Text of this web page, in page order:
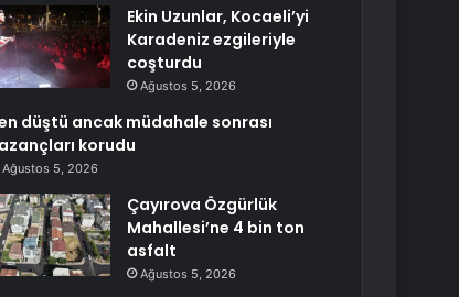
Ekin Uzunlar, Kocaeli’yi
Karadeniz ezgileriyle
coşturdu
Ağustos 5, 2026
düştü ancak müdahale sonrası
korudu
Ağustos 5, 2026
Çayırova Özgürlük
Mahallesi’ne 4 bin ton
asfalt
Ağustos 5, 2026